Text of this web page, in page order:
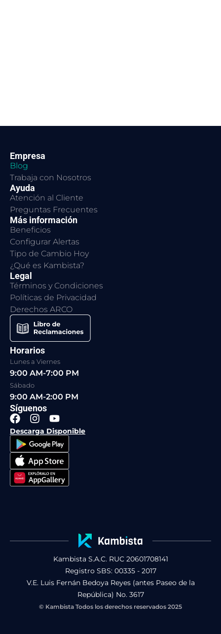
Empresa
Blog
Trabaja con Nosotros
Ayuda
Atención al Cliente
Preguntas Frecuentes
Más información
Beneficios
Configurar Alertas
Tipo de Cambio Hoy
¿Qué es Kambista?
Legal
Términos y Condiciones
Políticas de Privacidad
Derechos ARCO
Horarios
Lunes a Viernes
9:00 AM-7:00 PM
Sábado
9:00 AM-2:00 PM
Síguenos
F
a
c
e
b
o
o
k
I
n
s
t
a
g
r
a
Y
o
u
t
u
b
e
Descarga Disponible
Kambista S.A.C. RUC 20601708141
Registro SBS: 00335 - 2017
V.E. Luis Fernán Bedoya Reyes (antes Paseo de la
República) No. 3617
© Kambista Todos los derechos reservados 2025